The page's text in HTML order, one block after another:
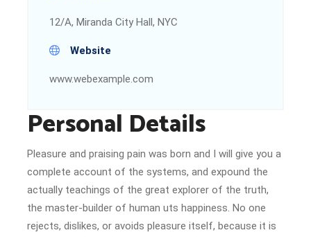
12/A, Miranda City Hall, NYC
Website
www.webexample.com
Personal Details
Pleasure and praising pain was born and I will give you a
complete account of the systems, and expound the
actually teachings of the great explorer of the truth,
the master-builder of human uts happiness. No one
rejects, dislikes, or avoids pleasure itself, because it is